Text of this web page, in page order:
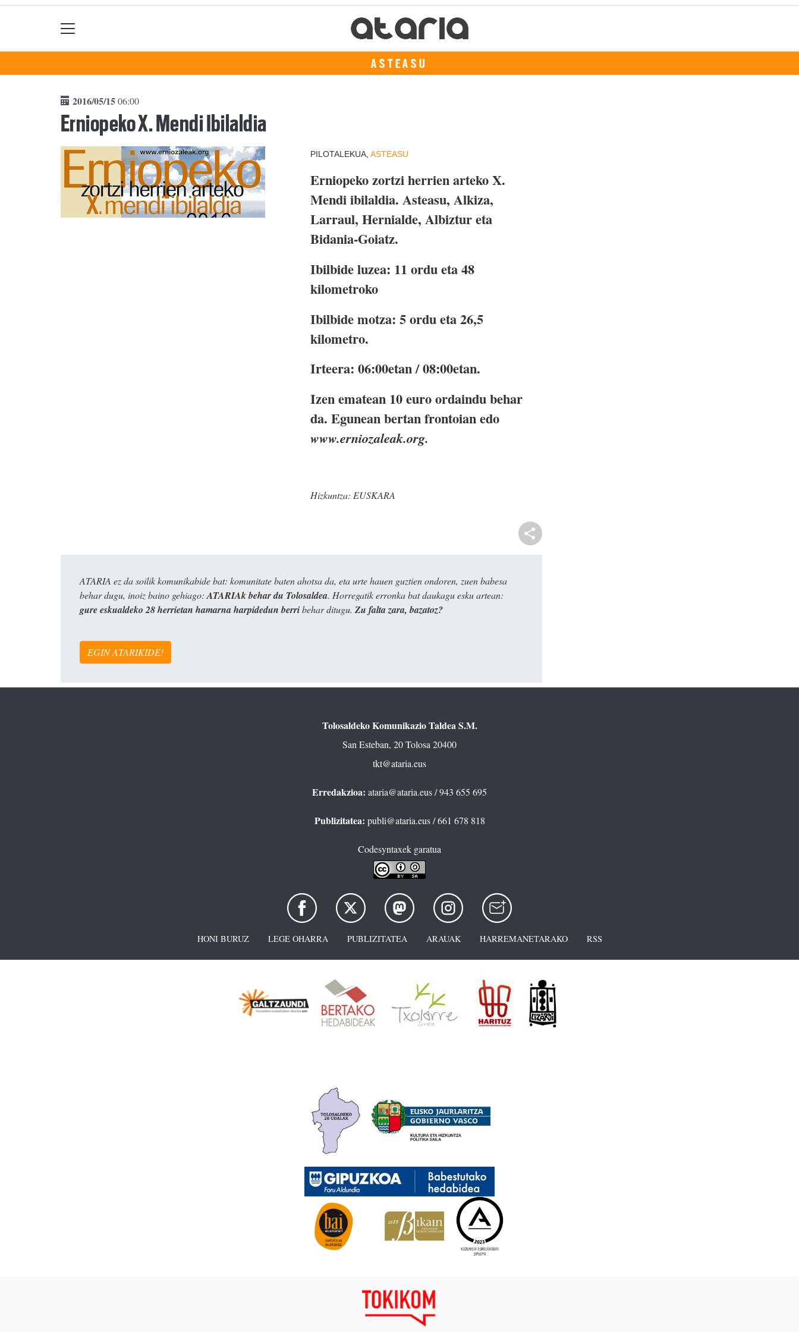
ASTEASU
2016/05/1506:00
Erniopeko X. Mendi Ibilaldia
PILOTALEKUA, ASTEASU
Erniopeko zortzi herrien arteko X.
Mendi ibilaldia. Asteasu, Alkiza,
Larraul, Hernialde, Albiztur eta
Bidania-Goiatz.
Ibilbide luzea: 11 ordu eta 48
kilometroko
Ibilbide motza: 5 ordu eta 26,5
kilometro.
Irteera: 06:00etan / 08:00etan.
Izen ematean 10 euro ordaindu behar
da. Egunean bertan frontoian edo
www.erniozaleak.org.
Hizkuntza: EUSKARA
ATARIA ez da soilik komunikabide bat: komunitate baten ahotsa da, eta urte hauen guztien ondoren, zuen babesa
behar dugu, inoiz baino gehiago: ATARIAk behar du Tolosaldea. Horregatik erronka bat daukagu esku artean:
gure eskualdeko 28 herrietan hamarna harpidedun berribehar ditugu. Zu falta zara, bazatoz?
EGIN ATARIKIDE!
Tolosaldeko Komunikazio Taldea S.M.
San Esteban, 20 Tolosa 20400
tkt@ataria.eus
Erredakzioa: ataria@ataria.eus/ 943 655 695
Publizitatea: publi@ataria.eus/ 661 678 818
Codesyntaxek garatua
HONI BURUZ LEGE OHARRA PUBLIZITATEA ARAUAK HARREMANETARAKO RSS